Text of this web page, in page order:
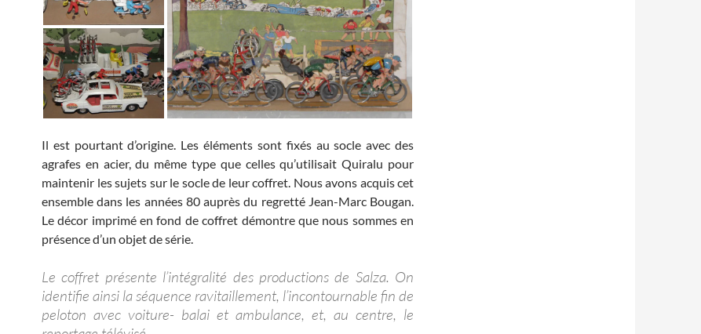
Il est pourtant d’origine. Les éléments sont fixés au socle avec des
agrafes en acier, du même type que celles qu’utilisait Quiralu pour
maintenir les sujets sur le socle de leur coffret. Nous avons acquis cet
ensemble dans les années 80 auprès du regretté Jean-Marc Bougan.
Le décor imprimé en fond de coffret démontre que nous sommes en
présence d’un objet de série.
Le coffret présente l’intégralité des productions de Salza. On
identifie ainsi la séquence ravitaillement, l’incontournable fin de
peloton avec voiture- balai et ambulance, et, au centre, le